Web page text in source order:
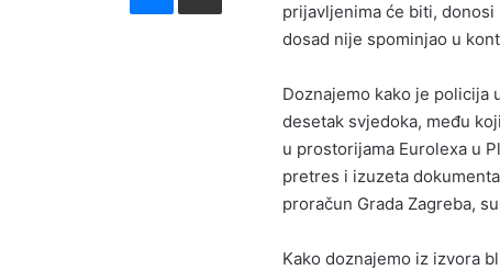
prijavljenima će biti, donosi
dosad nije spominjao u
Doznajemo kako je policija
desetak svjedoka, među
u prostorijama Eurolexa u
pretres i izuzeta
proračun Grada Zagreba,
Kako doznajemo iz izvora